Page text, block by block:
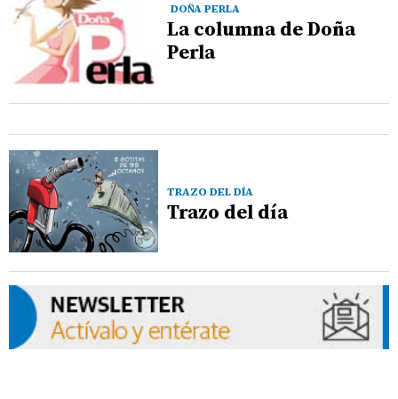
DOÑA PERLA
La columna de Doña
Perla
TRAZO DEL DÍA
Trazo del día